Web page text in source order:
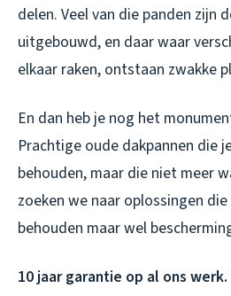
delen. Veel van die panden zijn
uitgebouwd, en daar waar
elkaar raken, ontstaan zwakke
En dan heb je nog het
Prachtige oude dakpannen die
behouden, maar die niet meer
zoeken we naar oplossingen
behouden maar wel
10 jaar garantie op al ons